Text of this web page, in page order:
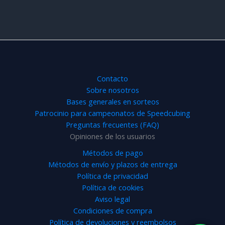
Contacto
Sobre nosotros
Bases generales en sorteos
Patrocinio para campeonatos de Speedcubing
Preguntas frecuentes (FAQ)
Opiniones de los usuarios
Métodos de pago
Métodos de envío y plazos de entrega
Política de privacidad
Política de cookies
Aviso legal
Condiciones de compra
Política de devoluciones y reembolsos